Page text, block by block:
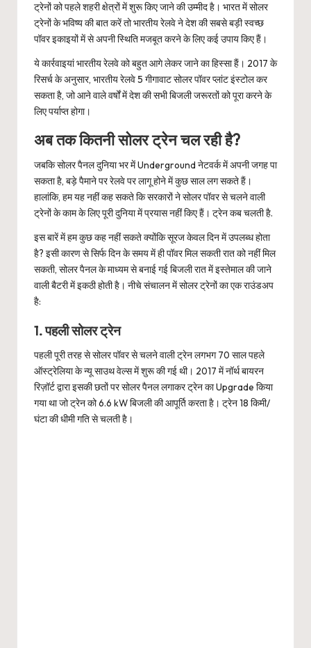
ट्रेनों को पहले शहरी क्षेत्रों में शुरू किए जाने की उम्मीद है। भारत में सोलर
ट्रेनों के भविष्य की बात करें तो भारतीय रेलवे ने देश की सबसे बड़ी स्वच्छ
पॉवर इकाइयों में से अपनी स्थिति मजबूत करने के लिए कई उपाय किए हैं।
ये कार्रवाइयां भारतीय रेलवे को बहुत आगे लेकर जाने का हिस्सा हैं। 2017 के
रिसर्च के अनुसार, भारतीय रेलवे 5 गीगावाट सोलर पॉवर प्लांट इंस्टोल कर
सकता है, जो आने वाले वर्षों में देश की सभी बिजली जरूरतों को पूरा करने के
लिए पर्याप्त होगा।
अब तक कितनी सोलर ट्रेन चल रही है?
जबकि सोलर पैनल दुनिया भर में Underground नेटवर्क में अपनी जगह पा
सकता है, बड़े पैमाने पर रेलवे पर लागू होने में कुछ साल लग सकते हैं।
हालांकि, हम यह नहीं कह सकते कि सरकारों ने सोलर पॉवर से चलने वाली
ट्रेनों के काम के लिए पूरी दुनिया में प्रयास नहीं किए हैं। ट्रेन कब चलती है.
इस बारें में हम कुछ कह नहीं सकते क्योंकि सूरज केवल दिन में उपलब्ध होता
है? इसी कारण से सिर्फ दिन के समय में ही पॉवर मिल सकती रात को नहीं मिल
सकती, सोलर पैनल के माध्यम से बनाई गई बिजली रात में इस्तेमाल की जाने
वाली बैटरी में इकठी होती है। नीचे संचालन में सोलर ट्रेनों का एक राउंडअप
है:
1. पहली सोलर ट्रेन
पहली पूरी तरह से सोलर पॉवर से चलने वाली ट्रेन लगभग 70 साल पहले
ऑस्ट्रेलिया के न्यू साउथ वेल्स में शुरू की गई थी। 2017 में नॉर्थ बायरन
रिज़ॉर्ट द्वारा इसकी छतों पर सोलर पैनल लगाकर ट्रेन का Upgrade किया
गया था जो ट्रेन को 6.6 kW बिजली की आपूर्ति करता है। ट्रेन 18 किमी/
घंटा की धीमी गति से चलती है।